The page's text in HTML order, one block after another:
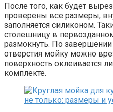
После того, как будет
проверены все размеры,
заполняется силиконом.
столешницу в
размокнуть. По
отверстия мойку можно
поверхность оклеивается
комплекте.